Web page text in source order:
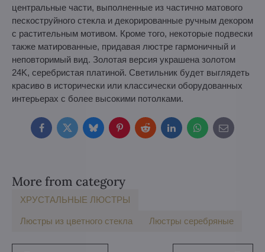
центральные части, выполненные из частично матового
пескоструйного стекла и декорированные ручным декором
с растительным мотивом. Кроме того, некоторые подвески
также матированные, придавая люстре гармоничный и
неповторимый вид. Золотая версия украшена золотом
24K, серебристая платиной. Светильник будет выглядеть
красиво в исторически или классически оборудованных
интерьерах с более высокими потолками.
FacebookTwitterBlueskyPinterestRedditLinkedInWhatsApp
E-
mail
More from category
ХРУСТАЛЬНЫЕ ЛЮСТРЫ
Люстры из цветного стекла Люстры серебряные